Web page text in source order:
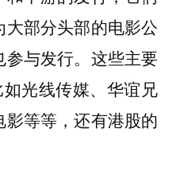
部分头部的电影公
与发行。这些主要
光线传媒、华谊兄
等等，还有港股的